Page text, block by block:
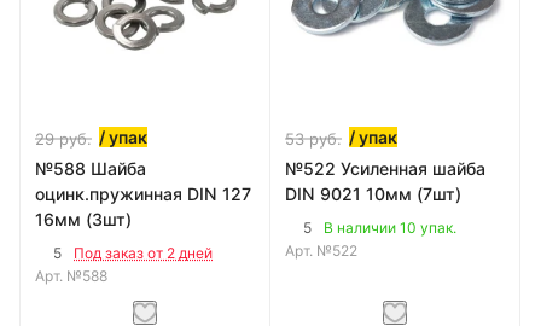
29руб. / упак
№588 Шайба
оцинк.пружинная DIN 127
16мм (3шт)
5
Под заказ от 2 дней
Арт. №588
53руб. / упак
№522 Усиленная шайба
DIN 9021 10мм (7шт)
5
В наличии 10 упак.
Арт. №522